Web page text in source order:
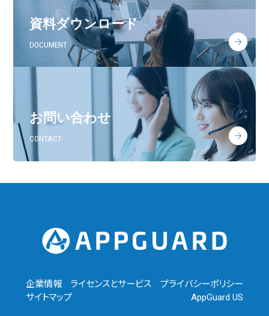
資料ダウンロード
DOCUMENT
お問い合わせ
CONTACT
企業情報 ライセンスとサービス
プライバシーポリシー
サイトマップ
AppGuard US